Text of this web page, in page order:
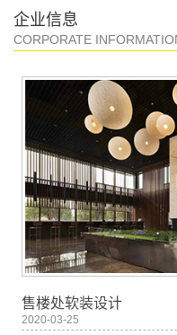
企业信息
CORPORATE
售楼处软装设计
2020-03-25